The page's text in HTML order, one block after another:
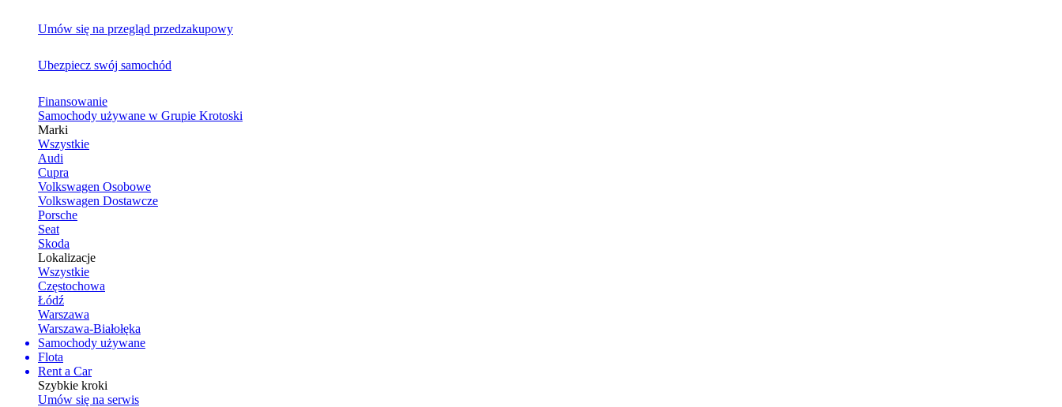
Umów się na przegląd przedzakupowy
Ubezpiecz swój samochód
Finansowanie
Samochody używane w Grupie Krotoski
Marki
Wszystkie
Audi
Cupra
Volkswagen Osobowe
Volkswagen Dostawcze
Porsche
Seat
Skoda
Lokalizacje
Wszystkie
Częstochowa
Łódź
Warszawa
Warszawa-Białołęka
Samochody używane
Flota
Rent a Car
Szybkie kroki
Umów się na serwis